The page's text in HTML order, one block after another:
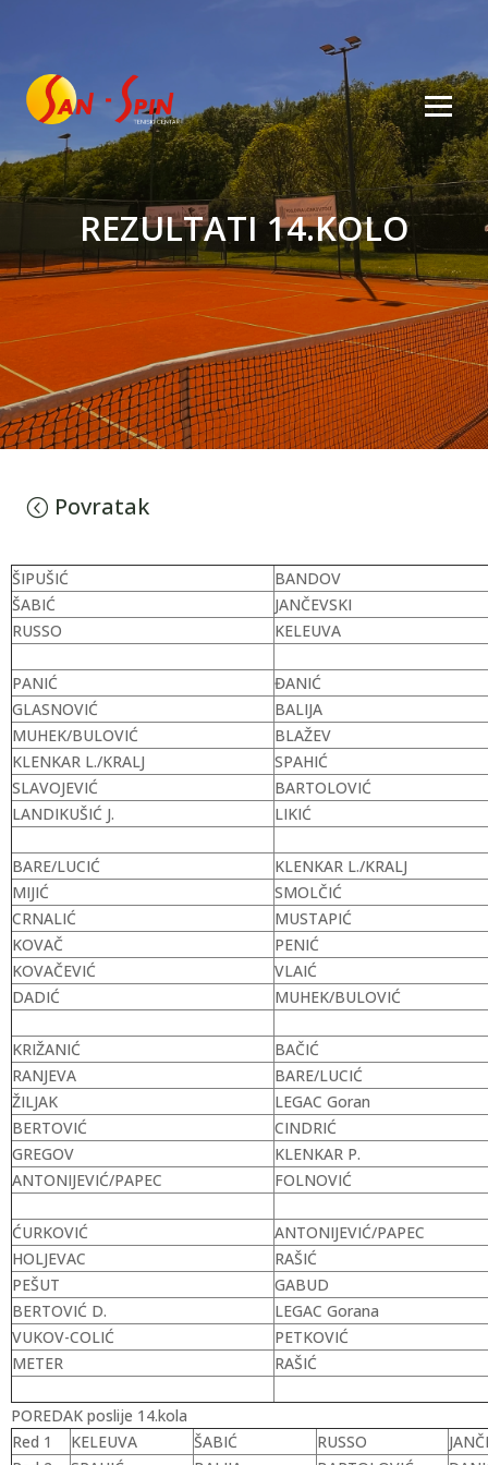
REZULTATI 14.KOLO
Povratak
ŠIPUŠIĆ
BANDOV
ŠABIĆ
JANČEVSKI
RUSSO
KELEUVA
PANIĆ
ĐANIĆ
GLASNOVIĆ
BALIJA
MUHEK/BULOVIĆ
BLAŽEV
KLENKAR L./KRALJ
SPAHIĆ
SLAVOJEVIĆ
BARTOLOVIĆ
LANDIKUŠIĆ J.
LIKIĆ
BARE/LUCIĆ
KLENKAR L./KRALJ
MIJIĆ
SMOLČIĆ
CRNALIĆ
MUSTAPIĆ
KOVAČ
PENIĆ
KOVAČEVIĆ
VLAIĆ
DADIĆ
MUHEK/BULOVIĆ
KRIŽANIĆ
BAČIĆ
RANJEVA
BARE/LUCIĆ
ŽILJAK
LEGAC Goran
BERTOVIĆ
CINDRIĆ
GREGOV
KLENKAR P.
ANTONIJEVIĆ/PAPEC
FOLNOVIĆ
ĆURKOVIĆ
ANTONIJEVIĆ/PAPEC
HOLJEVAC
RAŠIĆ
PEŠUT
GABUD
BERTOVIĆ D.
LEGAC Gorana
VUKOV-COLIĆ
PETKOVIĆ
METER
RAŠIĆ
POREDAK poslije 14.kola
Red 1
KELEUVA ŠABIĆ RUSSO